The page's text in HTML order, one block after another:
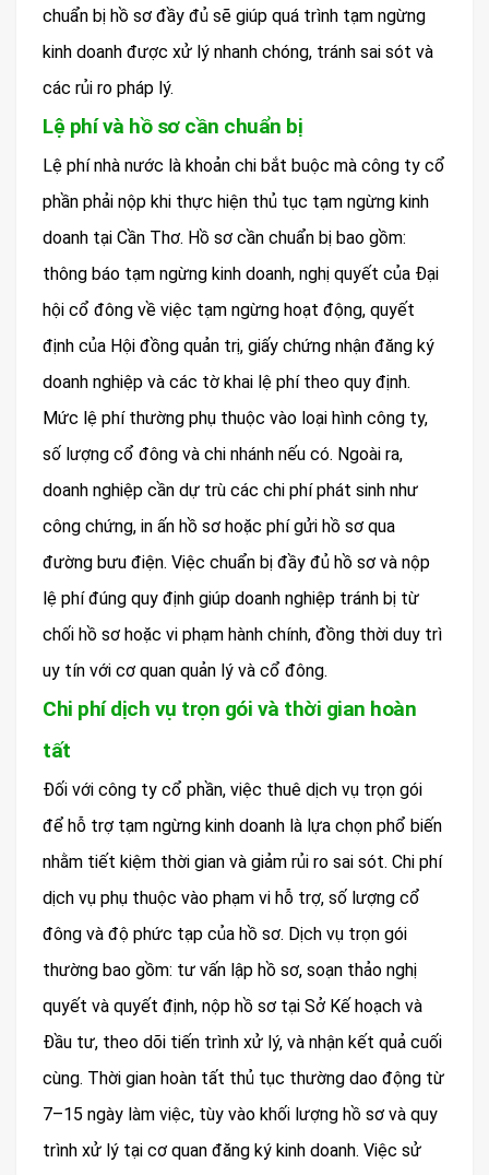
chuẩn bị hồ sơ đầy đủ sẽ giúp quá trình tạm ngừng
kinh doanh được xử lý nhanh chóng, tránh sai sót và
các rủi ro pháp lý.
Lệ phí và hồ sơ cần chuẩn bị
Lệ phí nhà nước là khoản chi bắt buộc mà công ty cổ
phần phải nộp khi thực hiện thủ tục tạm ngừng kinh
doanh tại Cần Thơ. Hồ sơ cần chuẩn bị bao gồm:
thông báo tạm ngừng kinh doanh, nghị quyết của Đại
hội cổ đông về việc tạm ngừng hoạt động, quyết
định của Hội đồng quản trị, giấy chứng nhận đăng ký
doanh nghiệp và các tờ khai lệ phí theo quy định.
Mức lệ phí thường phụ thuộc vào loại hình công ty,
số lượng cổ đông và chi nhánh nếu có. Ngoài ra,
doanh nghiệp cần dự trù các chi phí phát sinh như
công chứng, in ấn hồ sơ hoặc phí gửi hồ sơ qua
đường bưu điện. Việc chuẩn bị đầy đủ hồ sơ và nộp
lệ phí đúng quy định giúp doanh nghiệp tránh bị từ
chối hồ sơ hoặc vi phạm hành chính, đồng thời duy trì
uy tín với cơ quan quản lý và cổ đông.
Chi phí dịch vụ trọn gói và thời gian hoàn
tất
Đối với công ty cổ phần, việc thuê dịch vụ trọn gói
để hỗ trợ tạm ngừng kinh doanh là lựa chọn phổ biến
nhằm tiết kiệm thời gian và giảm rủi ro sai sót. Chi phí
dịch vụ phụ thuộc vào phạm vi hỗ trợ, số lượng cổ
đông và độ phức tạp của hồ sơ. Dịch vụ trọn gói
thường bao gồm: tư vấn lập hồ sơ, soạn thảo nghị
quyết và quyết định, nộp hồ sơ tại Sở Kế hoạch và
Đầu tư, theo dõi tiến trình xử lý, và nhận kết quả cuối
cùng. Thời gian hoàn tất thủ tục thường dao động từ
7–15 ngày làm việc, tùy vào khối lượng hồ sơ và quy
trình xử lý tại cơ quan đăng ký kinh doanh. Việc sử